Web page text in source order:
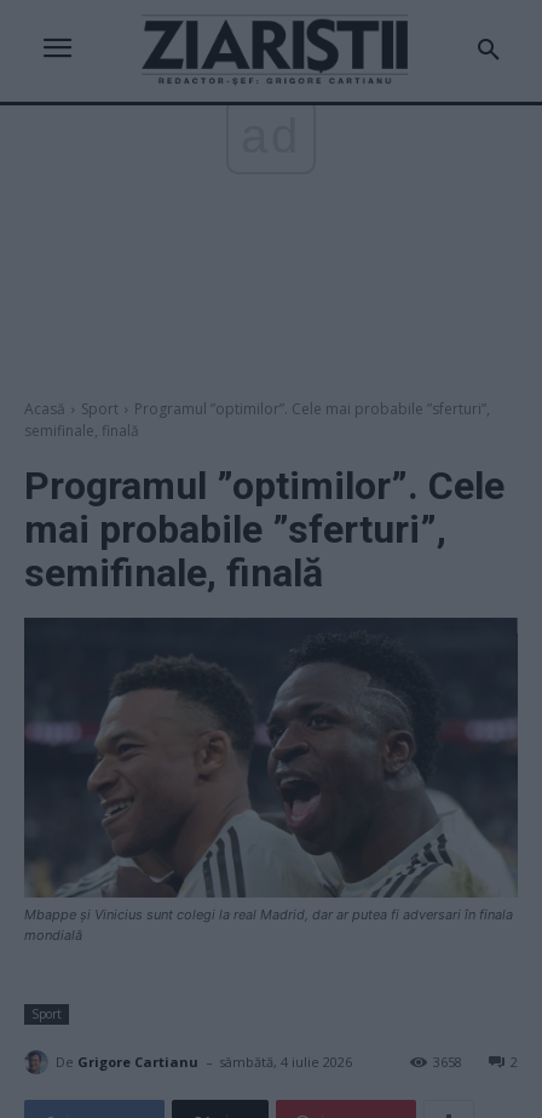
Acasă Sport
Programul ”optimilor”. Cele mai probabile ”sferturi”,
semifinale, finală
Programul ”optimilor”. Cele
mai probabile ”sferturi”,
semifinale, finală
Mbappe și Vinicius sunt colegi la real Madrid, dar ar putea fi adversari în finala
mondială
Sport
De Grigore Cartianu - sâmbătă, 4 iulie 2026 2
3658